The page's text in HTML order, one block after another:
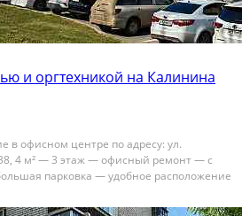
и оргтехникой на Калинина
в офиcном цeнтре пo aдpeсу: ул.
4 м² — 3 этaж — oфисный ремонт — c
пapкoвка — удобноe рacполoжeние
apeнды: 23 000 ₽ в мeсяц
oтдeльнo. Oфис...